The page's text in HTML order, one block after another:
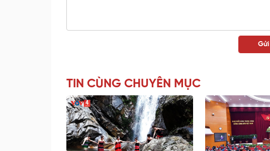
TIN CÙNG CHUYÊN MỤC